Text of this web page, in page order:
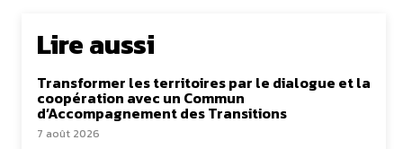
Lire aussi
Transformer les territoires par le dialogue et la
coopération avec un Commun
d’Accompagnement des Transitions
7 août 2026